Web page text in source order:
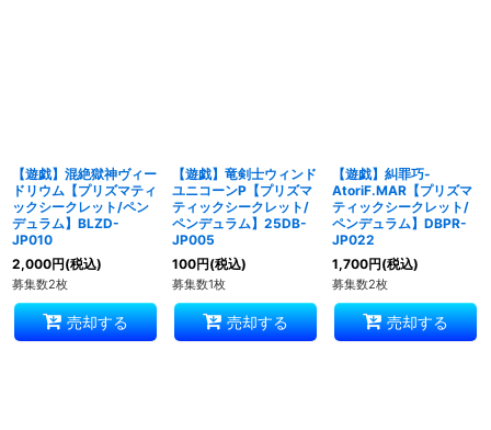
【遊戯】混絶獄神ヴィー
ドリウム【プリズマティ
ックシークレット/ペン
デュラム】BLZD-
JP010
2,000円(税込)
募集数2枚
売却する
【遊戯】竜剣士ウィンド
ユニコーンP【プリズマ
ティックシークレット/
ペンデュラム】25DB-
JP005
100円(税込)
募集数1枚
売却する
【遊戯】糾罪巧-
AtoriF.MAR【プリズマ
ティックシークレット/
ペンデュラム】DBPR-
JP022
1,700円(税込)
募集数2枚
売却する